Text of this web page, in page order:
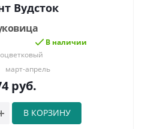
Вудсток
В наличии
март-апрель
руб.
В КОРЗИНУ